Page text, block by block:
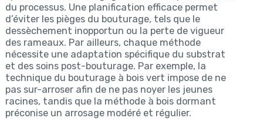
du processus. Une planification efficace permet
d’éviter les pièges du bouturage, tels que le
dessèchement inopportun ou la perte de vigueur
des rameaux. Par ailleurs, chaque méthode
nécessite une adaptation spécifique du substrat
et des soins post-bouturage. Par exemple, la
technique du bouturage à bois vert impose de ne
pas sur-arroser afin de ne pas noyer les jeunes
racines, tandis que la méthode à bois dormant
préconise un arrosage modéré et régulier.